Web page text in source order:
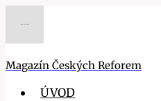
Magazín Českých Reforem
ÚVOD